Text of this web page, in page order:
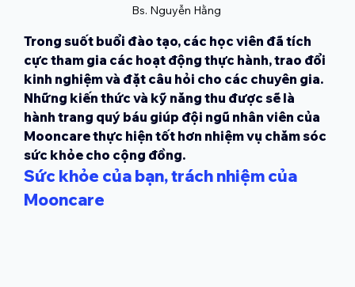
Bs. Nguyễn Hằng
Trong suốt buổi đào tạo, các học viên đã tích
cực tham gia các hoạt động thực hành, trao đổi
kinh nghiệm và đặt câu hỏi cho các chuyên gia.
Những kiến thức và kỹ năng thu được sẽ là
hành trang quý báu giúp đội ngũ nhân viên của
Mooncare thực hiện tốt hơn nhiệm vụ chăm sóc
sức khỏe cho cộng đồng.
Sức khỏe của bạn, trách nhiệm của
Mooncare